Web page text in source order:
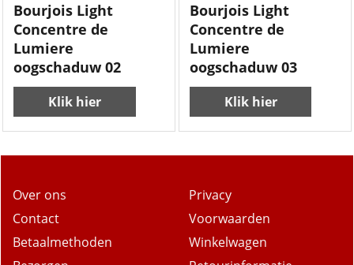
Bourjois Light
Concentre de
Lumiere
oogschaduw 02
Klik hier
Bourjois Light
Concentre de
Lumiere
oogschaduw 03
Klik hier
Over ons
Contact
Betaalmethoden
Privacy
Voorwaarden
Winkelwagen